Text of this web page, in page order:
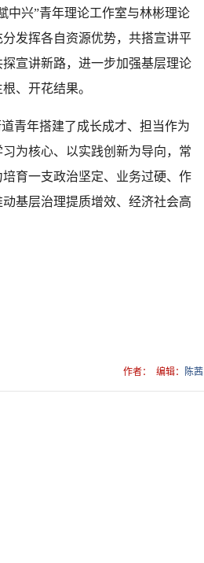
中兴”青年理论工作室与林彬理论
发挥各自资源优势，共搭宣讲平
宣讲新路，进一步加强基层理论
、开花结果。
青年搭建了成长成才、担当作为
为核心、以实践创新为导向，常
育一支政治坚定、业务过硬、作
基层治理提质增效、经济社会高
作者： 编辑： 陈茜